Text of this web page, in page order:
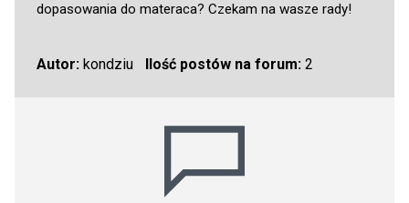
dopasowania do materaca? Czekam na wasze rady!
Autor: kondziu Ilość postów na forum:2